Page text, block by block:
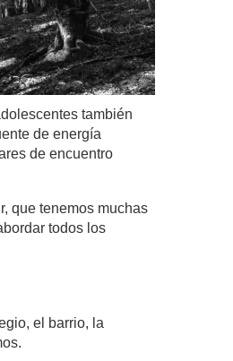
también
de energía
de encuentro
que tenemos muchas
todos los
el barrio, la